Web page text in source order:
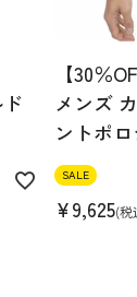
【30％
メンズ
ントポ
SALE
¥9,625 税